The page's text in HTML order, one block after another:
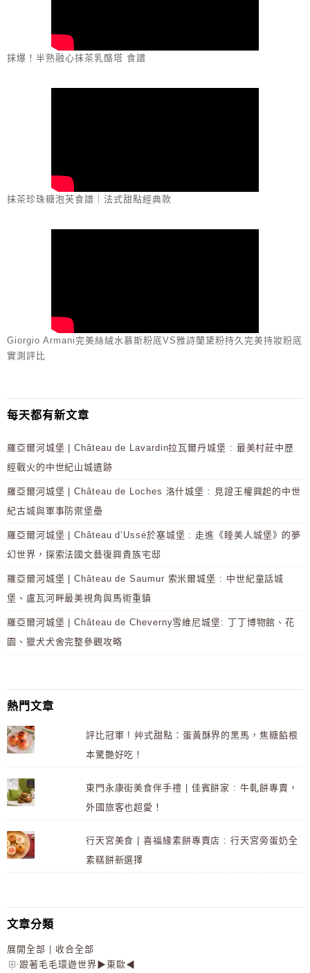
抹爆！半熟融心抹茶乳酪塔 食譜
抹茶珍珠糖泡芙食譜｜法式甜點經典款
Giorgio Armani完美絲絨水慕斯粉底VS雅詩蘭黛粉持久完美持妝粉底
實測評比
每天都有新文章
羅亞爾河城堡 | Château de Lavardin拉瓦爾丹城堡 : 最美村莊中歷
經戰火的中世紀山城遺跡
羅亞爾河城堡 | Château de Loches 洛什城堡 : 見證王權興起的中世
紀古城與軍事防禦堡壘
羅亞爾河城堡 | Château d’Ussé於塞城堡 : 走進《睡美人城堡》的夢
幻世界，探索法國文藝復興貴族宅邸
羅亞爾河城堡 | Château de Saumur 索米爾城堡 : 中世紀童話城
堡、盧瓦河畔最美視角與馬術重鎮
羅亞爾河城堡 | Château de Cheverny雪維尼城堡: 丁丁博物館、花
園、獵犬犬舍完整參觀攻略
熱門文章
評比冠軍 ! 艸式甜點：蛋黃酥界的黑馬，焦糖餡根
本驚艷好吃！
東門永康街美食伴手禮 | 佳賓餅家 : 牛軋餅專賣，
外國旅客也超愛！
行天宮美食 | 喜福緣素餅專賣店 : 行天宮旁蛋奶全
素糕餅新選擇
文章分類
展開全部 | 收合全部
跟著毛毛環遊世界▶東歐◀